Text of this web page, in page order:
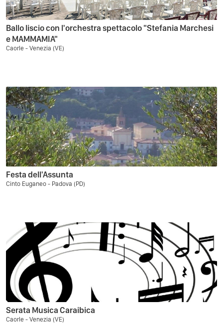
Ballo liscio con l'orchestra spettacolo "Stefania Marchesi
e MAMMAMIA"
Caorle - Venezia (VE)
Festa dell'Assunta
Cinto Euganeo - Padova (PD)
Serata Musica Caraibica
Caorle - Venezia (VE)